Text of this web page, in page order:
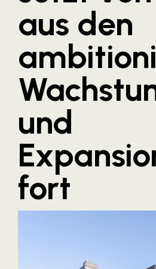
Blaguss
Bundesverband
Cineplexx
Colmobil Austria
Controller Institut
Darbo
Designer Outlets
DOMOFERM
Essity
aus den
und
fort